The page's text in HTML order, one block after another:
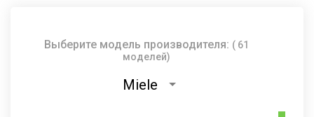
Выберите модель производителя: ( 61
моделей)
Miele